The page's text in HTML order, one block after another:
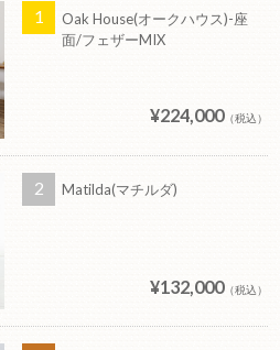
Oak House(オークハウス)-座
面/フェザーMIX
¥224,000（税込）
Matilda(マチルダ)
¥132,000（税込）